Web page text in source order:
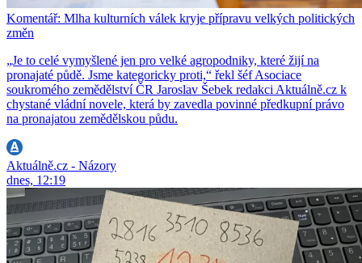
Komentář: Mlha kulturních válek kryje přípravu velkých politických
změn
„Je to celé vymyšlené jen pro velké agropodniky, které žijí na
pronajaté půdě. Jsme kategoricky proti,“ řekl šéf Asociace
soukromého zemědělství ČR Jaroslav Šebek redakci Aktuálně.cz k
chystané vládní novele, která by zavedla povinné předkupní právo
na pronajatou zemědělskou půdu.
Aktuálně.cz - Názory
dnes, 12:19